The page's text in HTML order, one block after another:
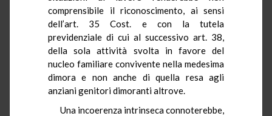
comprensibile il riconoscimento, ai sensi
dell’art. 35 Cost. e con la tutela
previdenziale di cui al successivo art. 38,
della sola attività svolta in favore del
nucleo familiare convivente nella medesima
dimora e non anche di quella resa agli
anziani genitori dimoranti altrove.
Una incoerenza intrinseca connoterebbe,